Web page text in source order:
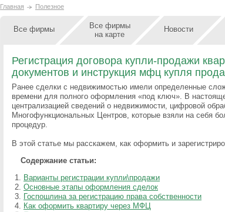
Главная Полезное
Все фирмы
Все фирмы
на карте
Новости
Регистрация договора купли-продажи
документов и инструкция мфц купля
Ранее сделки с недвижимостью имели определенные
времени для полного оформления «под ключ». В
централизацией сведений о недвижимости, цифровой
Многофункциональных Центров, которые взяли на себя
процедур.
В этой статье мы расскажем, как оформить и
Содержание статьи:
Варианты регистрации купли\продажи
Основные этапы оформления сделок
Госпошлина за регистрацию права собственности
Как оформить квартиру через МФЦ